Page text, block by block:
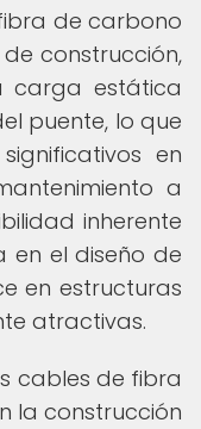
de carbono
construcción,
carga estática
puente, lo que
en
a
inherente
en el diseño de
en estructuras
atractivas.
cables de fibra
la construcción